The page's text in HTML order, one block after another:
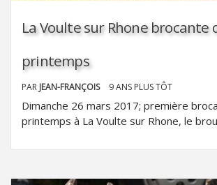
La Voulte sur Rhone brocante
printemps
PAR JEAN-FRANÇOIS 9 ANS PLUS TÔT
Dimanche 26 mars 2017; première
printemps à La Voulte sur Rhone, le